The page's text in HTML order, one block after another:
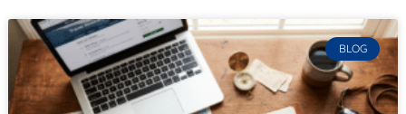
BLOG